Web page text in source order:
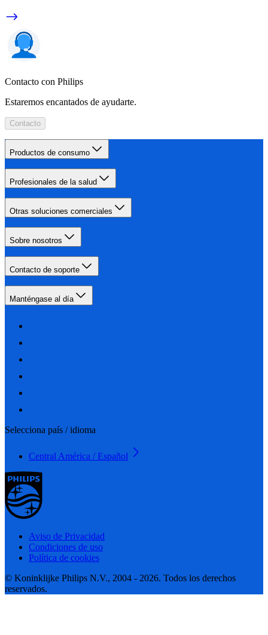
Contacto con Philips
Estaremos encantados de ayudarte.
Contacto
Productos de consumo
Profesionales de la salud
Otras soluciones comerciales
Sobre nosotros
Contacto de soporte
Manténgase al día
Selecciona país / idioma
Central América / Español
Aviso de Privacidad
Condiciones de uso
Política de cookies
© Koninklijke Philips N.V., 2004 - 2026. Todos los derechos
reservados.